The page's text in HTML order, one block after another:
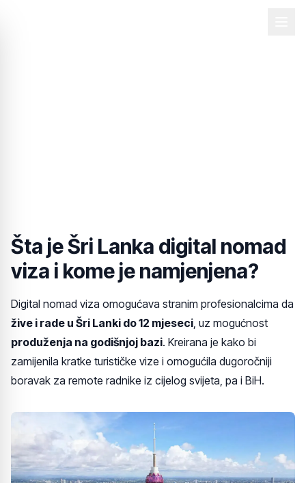
Šta je Šri Lanka digital nomad
viza i kome je namjenjena?
Digital nomad viza omogućava stranim profesionalcima da
žive i rade u Šri Lanki do 12 mjeseci, uz mogućnost
produženja na godišnjoj bazi. Kreirana je kako bi
zamijenila kratke turističke vize i omogućila dugoročniji
boravak za remote radnike iz cijelog svijeta, pa i BiH.